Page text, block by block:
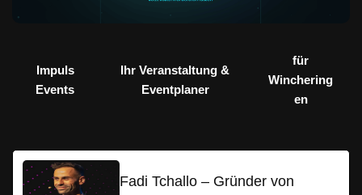
Impuls
Events
Ihr Veranstaltung &
Eventplaner
für
Winchering
en
Fadi Tchallo – Gründer von